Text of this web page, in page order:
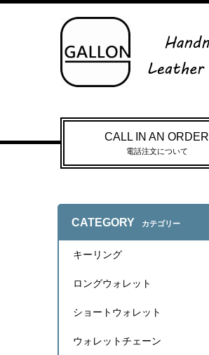
CALL IN AN ORDER
電話注文について
CATEGORY カテゴリー
キーリング
ロングウォレット
ショートウォレット
ウォレットチェーン